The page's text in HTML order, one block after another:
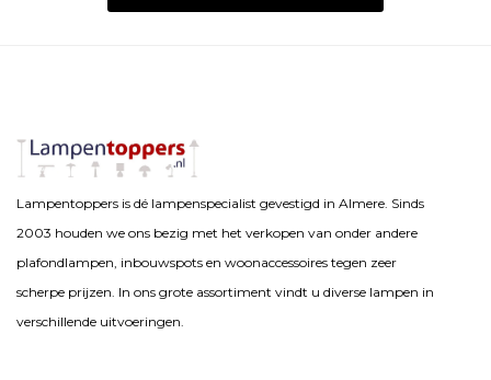
Lampentoppers is dé lampenspecialist gevestigd in Almere. Sinds
2003 houden we ons bezig met het verkopen van onder andere
plafondlampen, inbouwspots en woonaccessoires tegen zeer
scherpe prijzen. In ons grote assortiment vindt u diverse lampen in
verschillende uitvoeringen.